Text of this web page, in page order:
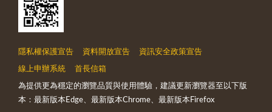
隱私權保護宣告 資料開放宣告 資訊安全政策宣告
線上申辦系統 首長信箱
為提供更為穩定的瀏覽品質與使用體驗，建議更新瀏覽器至以下版
本：最新版本Edge、最新版本Chrome、最新版本Firefox